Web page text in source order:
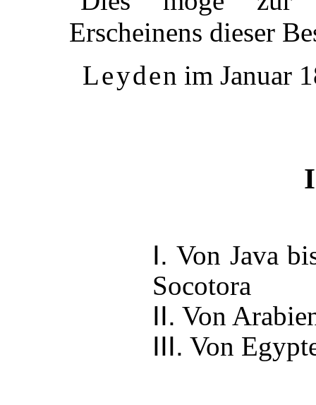
Erscheinens dieser
Leyden im Januar
I. Von Java
Socotora
II. Von
III. Von